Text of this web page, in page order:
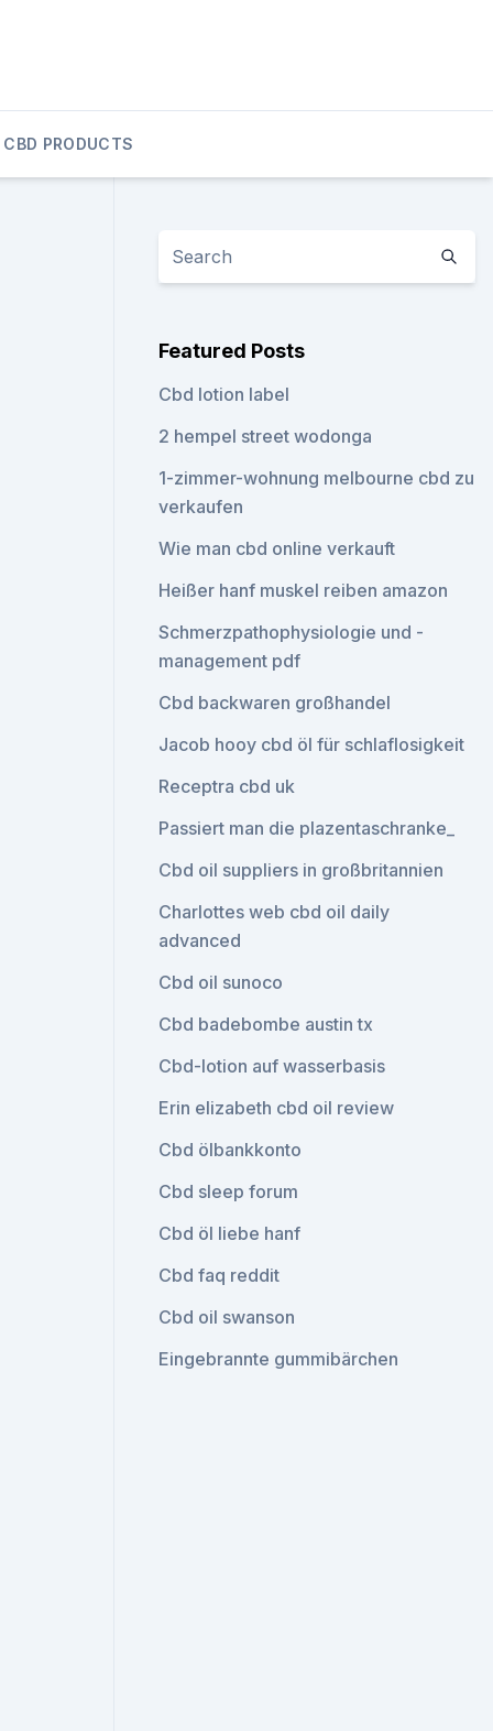
CBD PRODUCTS
Featured Posts
Cbd lotion label
2 hempel street wodonga
1-zimmer-wohnung melbourne cbd zu
verkaufen
Wie man cbd online verkauft
Heißer hanf muskel reiben amazon
Schmerzpathophysiologie und -
management pdf
Cbd backwaren großhandel
Jacob hooy cbd öl für schlaflosigkeit
Receptra cbd uk
Passiert man die plazentaschranke_
Cbd oil suppliers in großbritannien
Charlottes web cbd oil daily
advanced
Cbd oil sunoco
Cbd badebombe austin tx
Cbd-lotion auf wasserbasis
Erin elizabeth cbd oil review
Cbd ölbankkonto
Cbd sleep forum
Cbd öl liebe hanf
Cbd faq reddit
Cbd oil swanson
Eingebrannte gummibärchen